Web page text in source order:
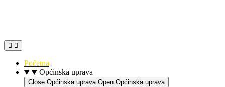
Početna
Općinska uprava
Close Općinska uprava Open Općinska uprava